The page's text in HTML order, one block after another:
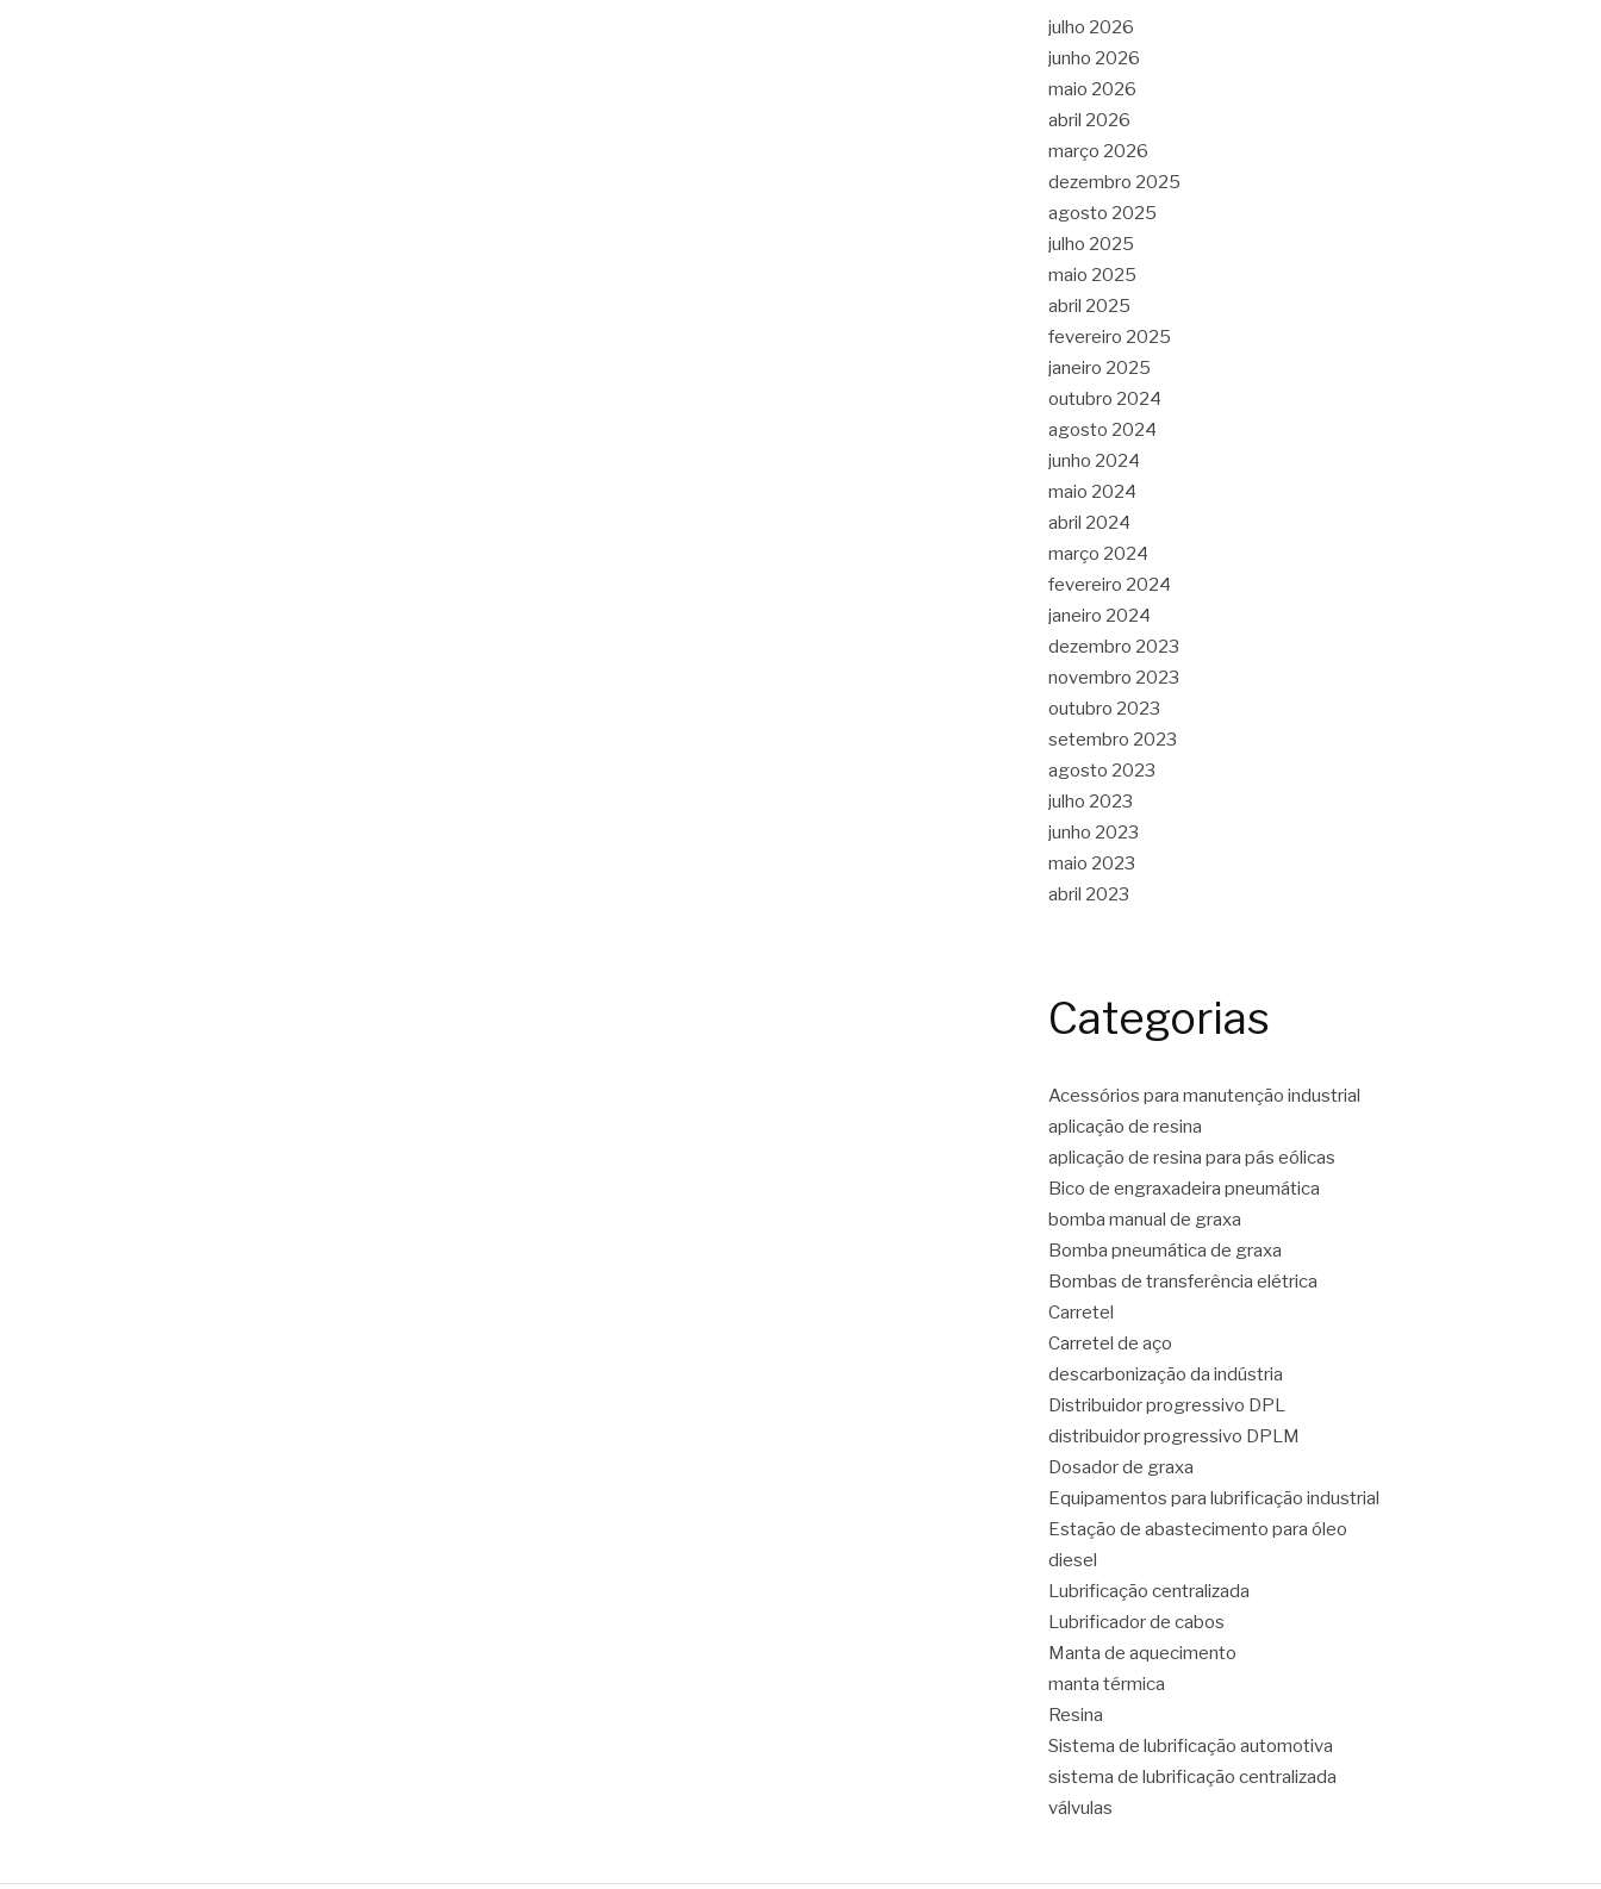
julho 2026
junho 2026
maio 2026
abril 2026
março 2026
dezembro 2025
agosto 2025
julho 2025
maio 2025
abril 2025
fevereiro 2025
janeiro 2025
outubro 2024
agosto 2024
junho 2024
maio 2024
abril 2024
março 2024
fevereiro 2024
janeiro 2024
dezembro 2023
novembro 2023
outubro 2023
setembro 2023
agosto 2023
julho 2023
junho 2023
maio 2023
abril 2023
Categorias
Acessórios para manutenção industrial
aplicação de resina
aplicação de resina para pás eólicas
Bico de engraxadeira pneumática
bomba manual de graxa
Bomba pneumática de graxa
Bombas de transferência elétrica
Carretel
Carretel de aço
descarbonização da indústria
Distribuidor progressivo DPL
distribuidor progressivo DPLM
Dosador de graxa
Equipamentos para lubrificação industrial
Estação de abastecimento para óleo
diesel
Lubrificação centralizada
Lubrificador de cabos
Manta de aquecimento
manta térmica
Resina
Sistema de lubrificação automotiva
sistema de lubrificação centralizada
válvulas